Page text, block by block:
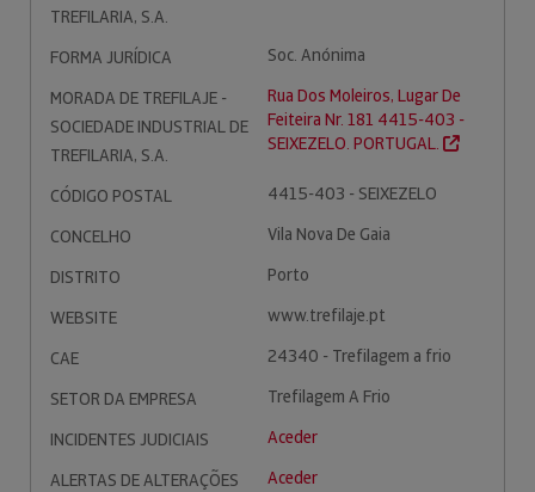
TREFILARIA, S.A.
FORMA JURÍDICA
Soc. Anónima
MORADA DE TREFILAJE -
SOCIEDADE INDUSTRIAL DE
TREFILARIA, S.A.
Rua Dos Moleiros, Lugar De
Feiteira Nr. 181 4415-403 -
SEIXEZELO. PORTUGAL.
CÓDIGO POSTAL
4415-403 - SEIXEZELO
CONCELHO
Vila Nova De Gaia
DISTRITO
Porto
WEBSITE
www.trefilaje.pt
CAE
24340 - Trefilagem a frio
SETOR DA EMPRESA
Trefilagem A Frio
INCIDENTES JUDICIAIS
Aceder
ALERTAS DE ALTERAÇÕES
Aceder